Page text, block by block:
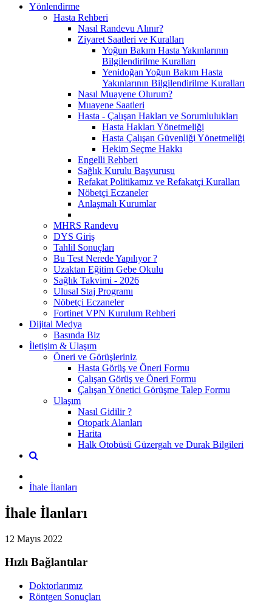
Yönlendirme
Hasta Rehberi
Nasıl Randevu Alınır?
Ziyaret Saatleri ve Kuralları
Yoğun Bakım Hasta Yakınlarının
Bilgilendirilme Kuralları
Yenidoğan Yoğun Bakım Hasta
Yakınlarının Bilgilendirilme Kuralları
Nasıl Muayene Olurum?
Muayene Saatleri
Hasta - Çalışan Hakları ve Sorumlulukları
Hasta Hakları Yönetmeliği
Hasta Çalışan Güvenliği Yönetmeliği
Hekim Seçme Hakkı
Engelli Rehberi
Sağlık Kurulu Başvurusu
Refakat Politikamız ve Refakatçi Kuralları
Nöbetçi Eczaneler
Anlaşmalı Kurumlar
MHRS Randevu
DYS Giriş
Tahlil Sonuçları
Bu Test Nerede Yapılıyor ?
Uzaktan Eğitim Gebe Okulu
Sağlık Takvimi - 2026
Ulusal Staj Programı
Nöbetçi Eczaneler
Fortinet VPN Kurulum Rehberi
Dijital Medya
Basında Biz
İletişim & Ulaşım
Öneri ve Görüşleriniz
Hasta Görüş ve Öneri Formu
Çalışan Görüş ve Öneri Formu
Çalışan Yönetici Görüşme Talep Formu
Ulaşım
Nasıl Gidilir ?
Otopark Alanları
Harita
Halk Otobüsü Güzergah ve Durak Bilgileri
İhale İlanları
İhale İlanları
12 Mayıs 2022
Hızlı Bağlantılar
Doktorlarımız
Röntgen Sonuçları